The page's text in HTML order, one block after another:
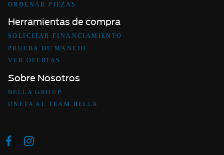
ORDENAR PIEZAS
Herramientas de compra
SOLICITAR FINANCIAMIENTO
PRUEBA DE MANEJO
VER OFERTAS
Sobre Nosotros
BELLA GROUP
UNETA AL TEAM BELLA